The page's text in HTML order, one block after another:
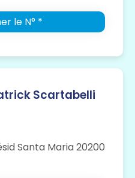
le N° *
Scartabelli
Santa Maria 20200